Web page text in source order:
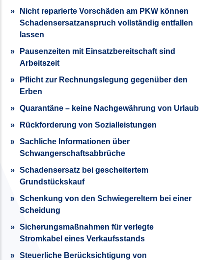
Nicht reparierte Vorschäden am PKW können
Schadensersatzanspruch vollständig entfallen
lassen
Pausenzeiten mit Einsatzbereitschaft sind
Arbeitszeit
Pflicht zur Rechnungslegung gegenüber den
Erben
Quarantäne – keine Nachgewährung von Urlaub
Rückforderung von Sozialleistungen
Sachliche Informationen über
Schwangerschaftsabbrüche
Schadensersatz bei gescheitertem
Grundstückskauf
Schenkung von den Schwiegereltern bei einer
Scheidung
Sicherungsmaßnahmen für verlegte
Stromkabel eines Verkaufsstands
Steuerliche Berücksichtigung von